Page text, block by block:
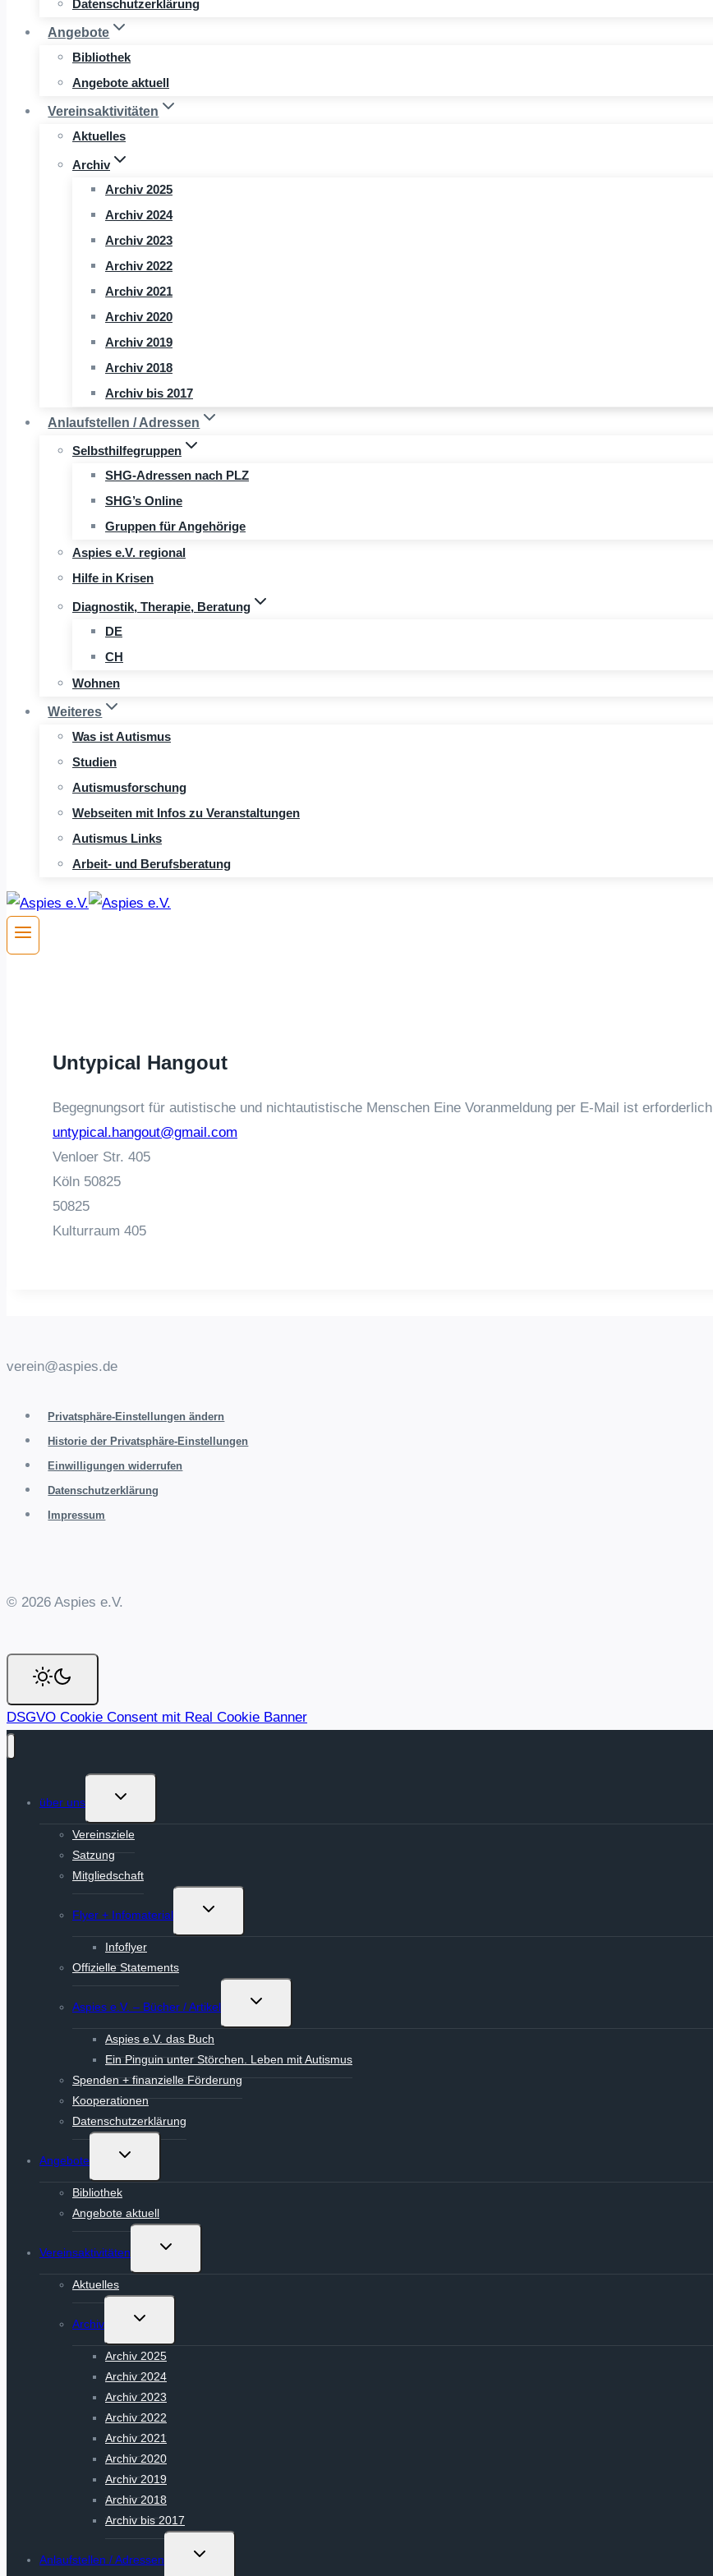
Datenschutzerklärung
Angebote
Bibliothek
Angebote aktuell
Vereinsaktivitäten
Aktuelles
Archiv
Archiv 2025
Archiv 2024
Archiv 2023
Archiv 2022
Archiv 2021
Archiv 2020
Archiv 2019
Archiv 2018
Archiv bis 2017
Anlaufstellen / Adressen
Selbsthilfegruppen
SHG-Adressen nach PLZ
SHG’s Online
Gruppen für Angehörige
Aspies e.V. regional
Hilfe in Krisen
Diagnostik, Therapie, Beratung
DE
CH
Wohnen
Weiteres
Was ist Autismus
Studien
Autismusforschung
Webseiten mit Infos zu Veranstaltungen
Autismus Links
Arbeit- und Berufsberatung
Untypical Hangout
Begegnungsort für autistische und nichtautistische Menschen Eine Voranmeldung per E-Mail ist erforderlich
untypical.hangout@gmail.com
Venloer Str. 405
Köln 50825
50825
Kulturraum 405
verein@aspies.de
Privatsphäre-Einstellungen ändern
Historie der Privatsphäre-Einstellungen
Einwilligungen widerrufen
Datenschutzerklärung
Impressum
© 2026 Aspies e.V.
DSGVO Cookie Consent mit Real Cookie Banner
über uns
Untermenü
Vereinsziele
Satzung
Mitgliedschaft
Flyer + Infomaterial
Untermenü
Infoflyer
Offizielle Statements
Aspies e.V. – Bücher / Artikel
Untermenü
Aspies e.V. das Buch
Ein Pinguin unter Störchen. Leben mit Autismus
Spenden + finanzielle Förderung
Kooperationen
Datenschutzerklärung
Angebote
Untermenü
Bibliothek
Angebote aktuell
Vereinsaktivitäten
Untermenü
Aktuelles
Archiv
Untermenü
Archiv 2025
Archiv 2024
Archiv 2023
Archiv 2022
Archiv 2021
Archiv 2020
Archiv 2019
Archiv 2018
Archiv bis 2017
Anlaufstellen / Adressen
Untermenü